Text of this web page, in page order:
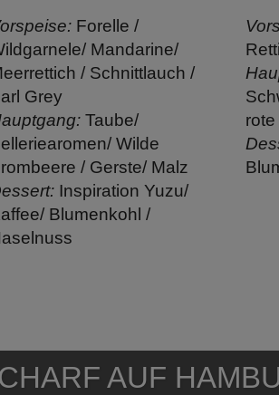
Forelle /
Mandarine/
/ Schnittlauch /
Grey
Taube/
Wilde
/ Gerste/ Malz
Inspiration Yuzu/
Blumenkohl /
AUF